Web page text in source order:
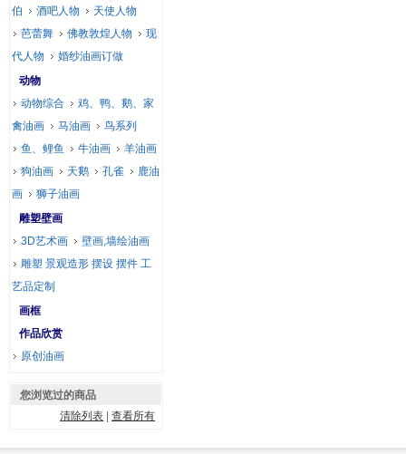
伯
酒吧人物
天使人物
芭蕾舞
佛教敦煌人物
现
代人物
婚纱油画订做
动物
动物综合
鸡、鸭、鹅、家
禽油画
马油画
鸟系列
鱼、鲤鱼
牛油画
羊油画
狗油画
天鹅 孔雀
鹿油
画
狮子油画
雕塑壁画
3D艺术画
壁画,墙绘油画
雕塑 景观造形 摆设 摆件 工
艺品定制
画框
作品欣赏
原创油画
您浏览过的商品
清除列表 |查看所有